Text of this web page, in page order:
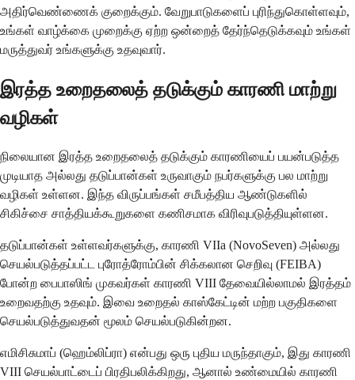
அதிர்வெண்ணைக் குறைக்கும். வேறுபாடுகளைப் புரிந்துகொள்ளவும்,
உங்கள் வாழ்க்கை முறைக்கு ஏற்ற ஒன்றைத் தேர்ந்தெடுக்கவும் உங்கள்
மருத்துவர் உங்களுக்கு உதவுவார்.
இரத்த உறைதலைத் தடுக்கும் காரணி மாற்று
வழிகள்
நிலையான இரத்த உறைதலைத் தடுக்கும் காரணியைப் பயன்படுத்த
முடியாத அல்லது தடுப்பான்கள் உருவாகும் நபர்களுக்கு பல மாற்று
வழிகள் உள்ளன. இந்த விருப்பங்கள் சமீபத்திய ஆண்டுகளில்
சிகிச்சை சாத்தியக்கூறுகளை கணிசமாக விரிவுபடுத்தியுள்ளன.
தடுப்பான்கள் உள்ளவர்களுக்கு, காரணி VIIa (NovoSeven) அல்லது
செயல்படுத்தப்பட்ட புரோத்ரோம்பின் சிக்கலான செறிவு (FEIBA)
போன்ற பைபாஸிங் முகவர்கள் காரணி VIII தேவையில்லாமல் இரத்தம்
உறைவதற்கு உதவும். இவை உறைதல் காஸ்கேட்டின் மற்ற பகுதிகளை
செயல்படுத்துவதன் மூலம் செயல்படுகின்றன.
எமிசிசுமாப் (ஹெம்லிப்ரா) என்பது ஒரு புதிய மருந்தாகும், இது காரணி
VIII செயல்பாட்டைப் பிரதிபலிக்கிறது, ஆனால் உண்மையில் காரணி